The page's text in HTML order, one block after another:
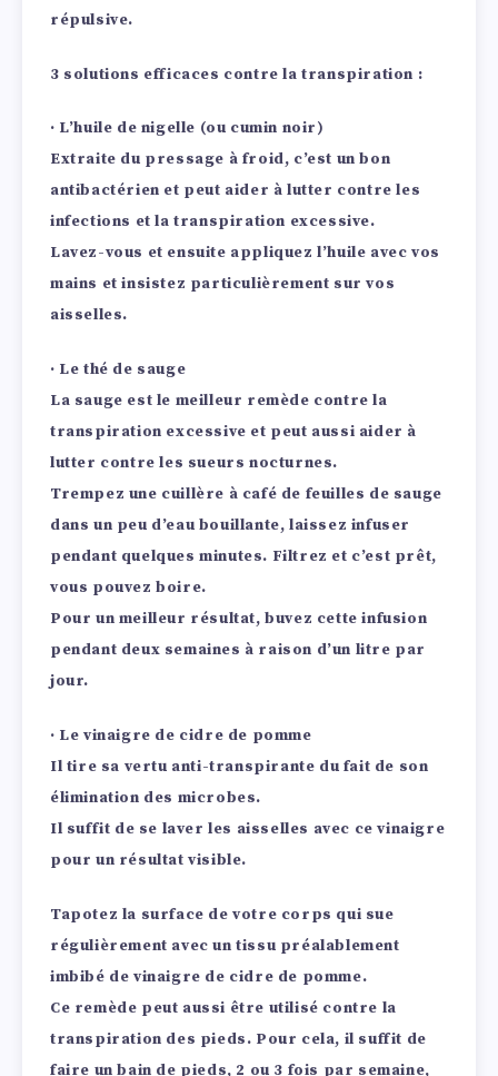
répulsive.
3 solutions efficaces contre la transpiration :
· L’huile de nigelle (ou cumin noir)
Extraite du pressage à froid, c’est un bon
antibactérien et peut aider à lutter contre les
infections et la transpiration excessive.
Lavez-vous et ensuite appliquez l’huile avec vos
mains et insistez particulièrement sur vos
aisselles.
· Le thé de sauge
La sauge est le meilleur remède contre la
transpiration excessive et peut aussi aider à
lutter contre les sueurs nocturnes.
Trempez une cuillère à café de feuilles de sauge
dans un peu d’eau bouillante, laissez infuser
pendant quelques minutes. Filtrez et c’est prêt,
vous pouvez boire.
Pour un meilleur résultat, buvez cette infusion
pendant deux semaines à raison d’un litre par
jour.
· Le vinaigre de cidre de pomme
Il tire sa vertu anti-transpirante du fait de son
élimination des microbes.
Il suffit de se laver les aisselles avec ce vinaigre
pour un résultat visible.
Tapotez la surface de votre corps qui sue
régulièrement avec un tissu préalablement
imbibé de vinaigre de cidre de pomme.
Ce remède peut aussi être utilisé contre la
transpiration des pieds. Pour cela, il suffit de
faire un bain de pieds, 2 ou 3 fois par semaine,